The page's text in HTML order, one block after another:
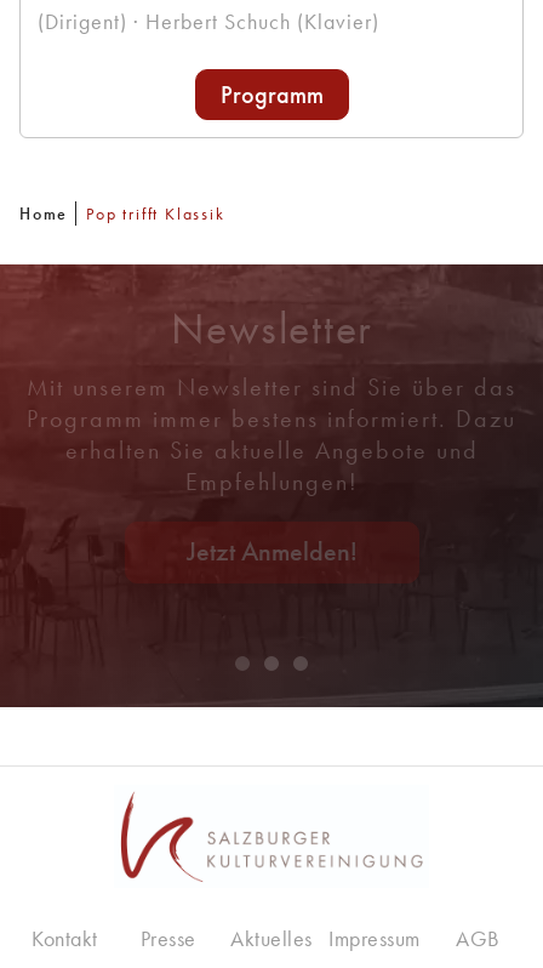
(Dirigent) · Herbert Schuch (Klavier)
Programm
Home Pop trifft Klassik
Newsletter
Mit unserem Newsletter sind Sie über das
Programm immer bestens informiert. Dazu
erhalten Sie aktuelle Angebote und
Empfehlungen!
Jetzt Anmelden!
Kontakt Presse Aktuelles Impressum
AGB